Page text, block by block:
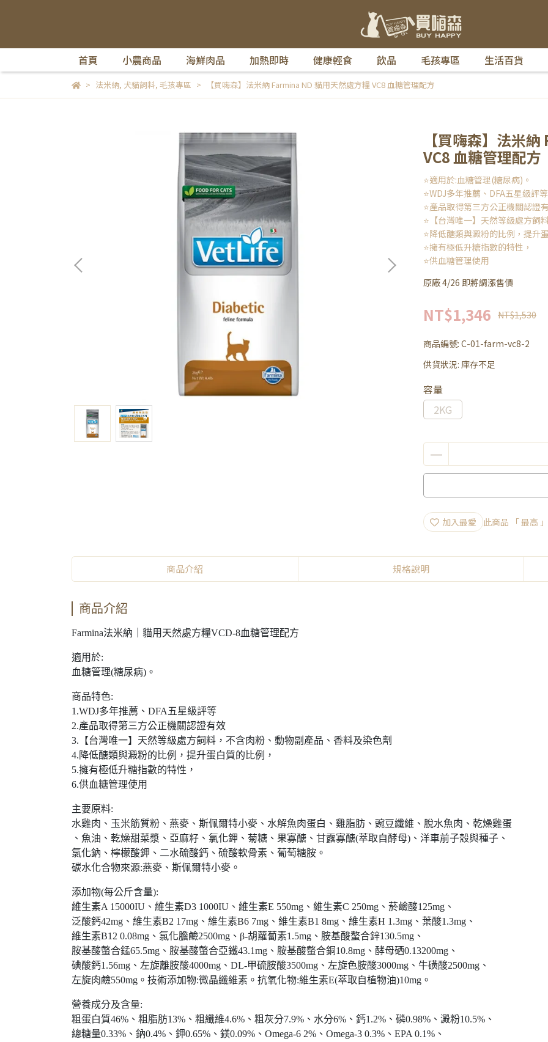
首頁 小農商品 海鮮肉品 加熱即時 健康輕食 飲品 毛孩專區 生活百貨
法米納, 犬貓飼料, 毛孩專區 【買嗨森】法米納 Farmina ND 貓用天然處方糧 VC8 血糖管理配方
【買嗨森】法米
VC8 血糖管理配方
⭐適用於:血糖管理(糖尿病)。
⭐WDJ多年推薦、DFA五星級評等
⭐產品取得第三方公正機關認證
⭐【台灣唯一】天然等級處方飼
⭐降低醣類與澱粉的比例，提升
⭐擁有極低升糖指數的特性，
⭐供血糖管理使用
原廠 4/26 即將調漲售價
NT$1,346 NT$1,530
商品編號: C-01-farm-vc8-2
供貨狀況: 庫存不足
容量
2KG
加入最愛 此商品 「 最高
商品介紹 規格說明
商品介紹
Farmina法米納｜貓用天然處方糧VCD-8血糖管理配方
適用於:
血糖管理(糖尿病)。
商品特色:
1.WDJ多年推薦、DFA五星級評等
2.產品取得第三方公正機關認證有效
3.【台灣唯一】天然等級處方飼料，不含肉粉、動物副產品、香料及染色劑
4.降低醣類與澱粉的比例，提升蛋白質的比例，
5.擁有極低升糖指數的特性，
6.供血糖管理使用
主要原料:
水雞肉、玉米筋質粉、燕麥、斯佩爾特小麥、水解魚肉蛋白、雞脂肪、豌豆纖維、脫水魚肉、乾燥雞蛋
、魚油、乾燥甜菜漿、亞麻籽、氯化鉀、菊糖、果寡醣、甘露寡醣(萃取自酵母)、洋車前子殼與種子、
氯化鈉、檸檬酸鉀、二水硫酸鈣、硫酸軟骨素、葡萄糖胺。
碳水化合物來源:燕麥、斯佩爾特小麥。
添加物(每公斤含量):
維生素A 15000IU、維生素D3 1000IU、維生素E 550mg、維生素C 250mg、菸鹼酸125mg、
泛酸鈣42mg、維生素B2 17mg、維生素B6 7mg、維生素B1 8mg、維生素H 1.3mg、葉酸1.3mg、
維生素B12 0.08mg、氯化膽鹼2500mg、β-胡蘿蔔素1.5mg、胺基酸螯合鋅130.5mg、
胺基酸螫合錳65.5mg、胺基酸螫合亞鐵43.1mg、胺基酸螫合銅10.8mg、酵母硒0.13200mg、
碘酸鈣1.56mg、左旋離胺酸4000mg、DL-甲硫胺酸3500mg、左旋色胺酸3000mg、牛磺酸2500mg、
左旋肉鹼550mg。技術添加物:微晶纖維素。抗氧化物:維生素E(萃取自植物油)10mg。
營養成分及含量:
粗蛋白質46%、粗脂肪13%、粗纖維4.6%、粗灰分7.9%、水分6%、鈣1.2%、磷0.98%、澱粉10.5%、
總糖量0.33%、鈉0.4%、鉀0.65%、鎂0.09%、Omega-6 2%、Omega-3 0.3%、EPA 0.1%、